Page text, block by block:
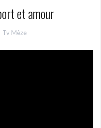
et amour
Tv Mèze